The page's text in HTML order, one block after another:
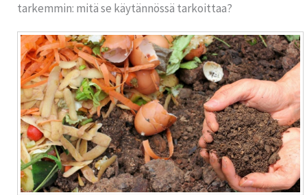
tarkemmin: mitä se käytännössä tarkoittaa?